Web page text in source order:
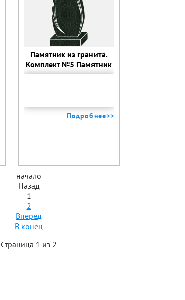
Памятник из гранита.
Комплект №5 Памятник
из гранита. Комплект №5
Подробнее>>
начало
Назад
1
2
Вперед
В конец
Страница 1 из 2